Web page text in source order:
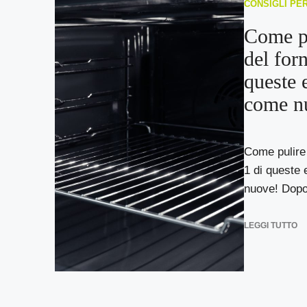
CONSIGLI
Come
del
queste
come
Come
1 di queste
nuove!
LEGGI TUTTO